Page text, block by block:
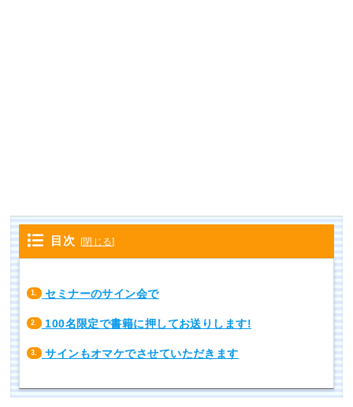
目次 [閉じる]
1. セミナーのサイン会で
2. 100名限定で書籍に押してお送りします!
3. サインもオマケでさせていただきます